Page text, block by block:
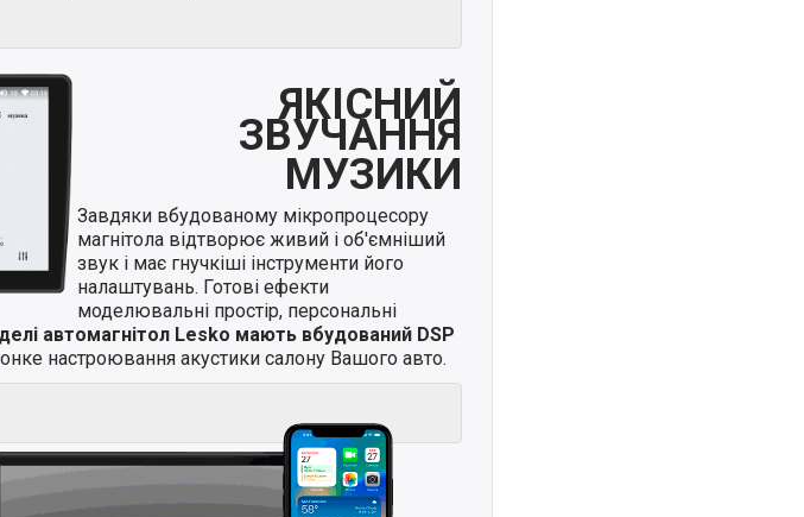
ЯКІСНИЙ
ЗВУЧАННЯ
МУЗИКИ
Завдяки вбудованому мікропроцесору
магнітола відтворює живий і об'ємніший
звук і має гнучкіші інструменти його
налаштувань. Готові ефекти
моделювальні простір, персональні
автомагнітол Lesko мають вбудований DSP
настроювання акустики салону Вашого авто.